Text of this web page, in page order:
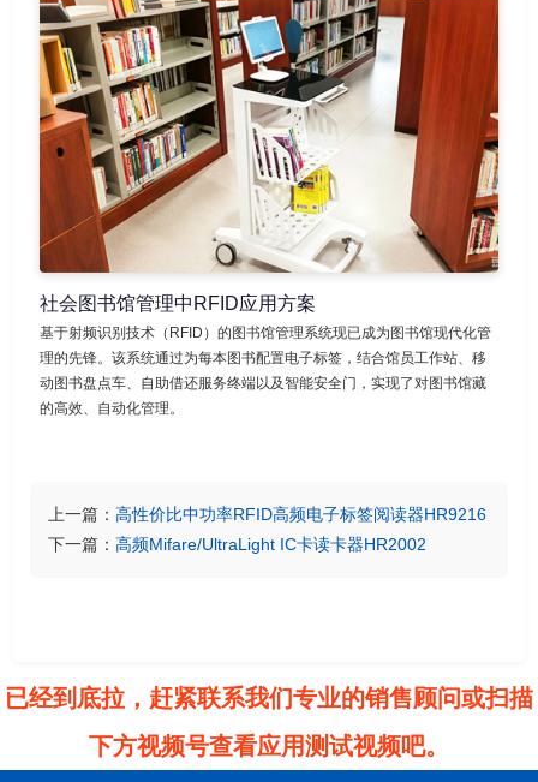
社会图书馆管理中RFID应用方案
基于射频识别技术（RFID）的图书馆管理系统现已成为图书馆现代化管
理的先锋。该系统通过为每本图书配置电子标签，结合馆员工作站、移
动图书盘点车、自助借还服务终端以及智能安全门，实现了对图书馆藏
的高效、自动化管理。
上一篇： 高性价比中功率RFID高频电子标签阅读器HR9216
下一篇： 高频Mifare/UltraLight IC卡读卡器HR2002
已经到底拉，赶紧联系我们专业的销售顾问或扫描
下方视频号查看应用测试视频吧。